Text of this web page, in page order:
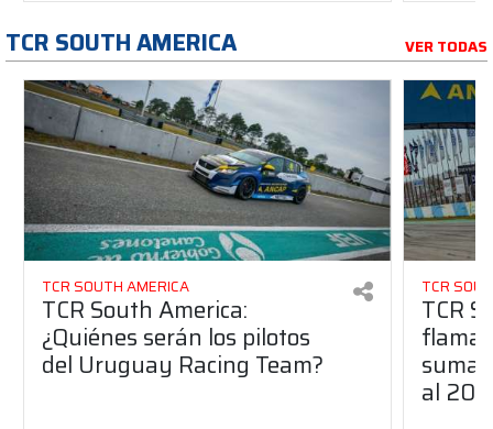
TCR SOUTH AMERICA VER TODAS
TCR SOUTH AMERICA
TCR South America:
¿Quiénes serán los pilotos
del Uruguay Racing Team?
TCR
TCR
suma
al